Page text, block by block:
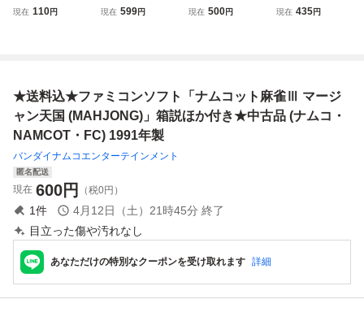
マージャン天国
現在 110円
トリス２＋ボンブ
現在 599円
ファミリーボクシ
現在 500円
雀 ソフト 箱説付
現在 435円
★送料込★ファミコンソフト「ナムコット麻雀Ⅲ マージ
ャン天国 (MAHJONG)」箱説ほか付き★中古品 (ナムコ・
NAMCOT・FC) 1991年製
バンダイナムコエンターテインメント
匿名配送
現在 600円 （税0円）
1件 4月12日（土）21時45分 終了
目立った傷や汚れなし
あなただけの特別なクーポンを受け取れます 詳細